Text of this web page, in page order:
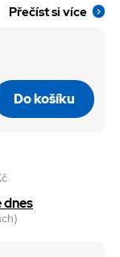
Přečíst si více
Do košíku
dnes